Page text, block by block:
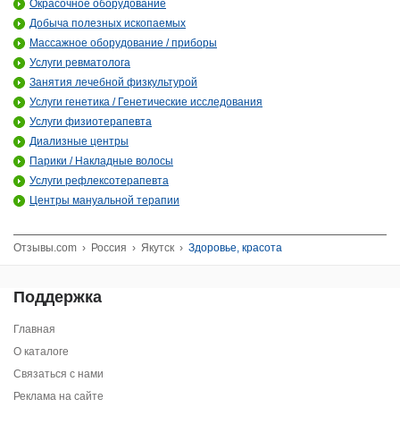
Окрасочное оборудование
Добыча полезных ископаемых
Массажное оборудование / приборы
Услуги ревматолога
Занятия лечебной физкультурой
Услуги генетика / Генетические исследования
Услуги физиотерапевта
Диализные центры
Парики / Накладные волосы
Услуги рефлексотерапевта
Центры мануальной терапии
Отзывы.com › Россия › Якутск › Здоровье, красота
Поддержка
Главная
О каталоге
Связаться с нами
Реклама на сайте